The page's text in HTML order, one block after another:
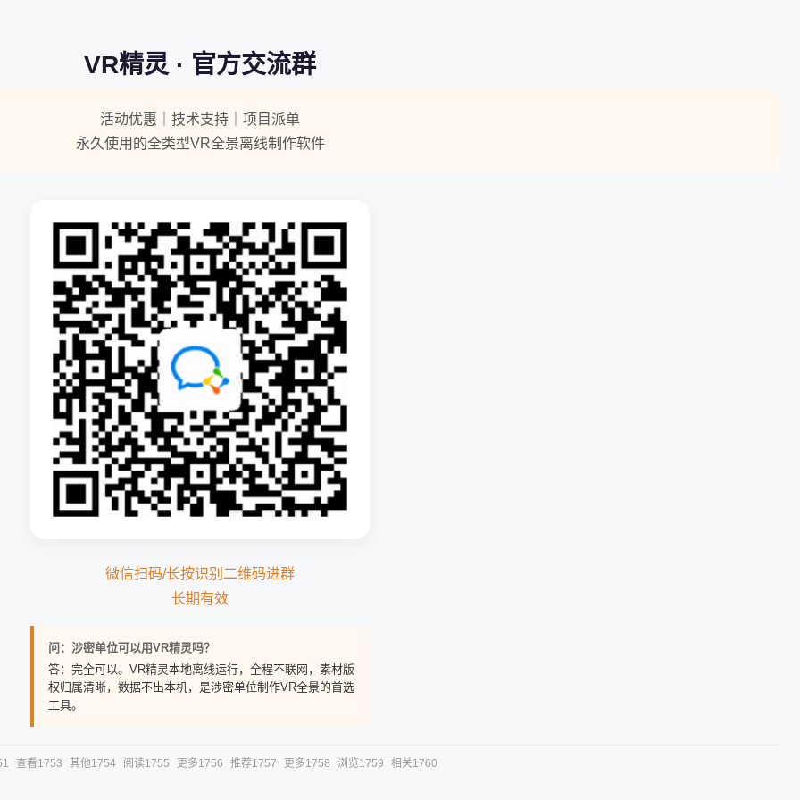
VR精灵 · 官方交流群
活动优惠｜技术支持｜项目派单
永久使用的全类型VR全景离线制作软件
微信扫码/长按识别二维码进群
长期有效
问：涉密单位可以用VR精灵吗？
答：完全可以。VR精灵本地离线运行，全程不联网，素材版
权归属清晰，数据不出本机，是涉密单位制作VR全景的首选
工具。
查看1753 其他1754 阅读1755 更多1756 推荐1757 更多1758 浏览1759 相关1760